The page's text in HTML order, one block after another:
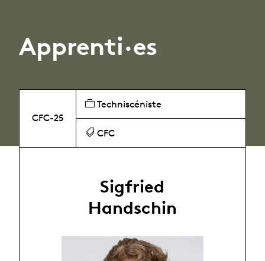
Apprenti·es
CFC-25
Techniscéniste
CFC
Sigfried
Handschin